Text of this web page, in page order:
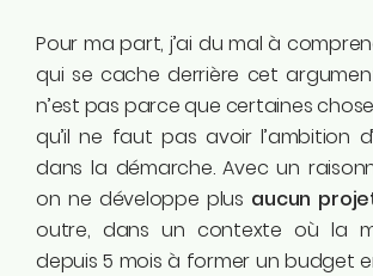
Pour ma part, j’ai du mal à
qui se cache derrière cet
n’est pas parce que certaines
qu’il ne faut pas avoir l’ambition
dans la démarche. Avec un
on ne développe plus aucun
outre, dans un contexte où la
depuis 5 mois à former un budget